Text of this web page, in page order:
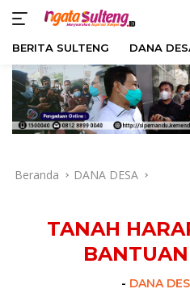
Langsung
konten
BERITA SULTENG DANA
Beranda DANA DESA
TANAH
- DANA